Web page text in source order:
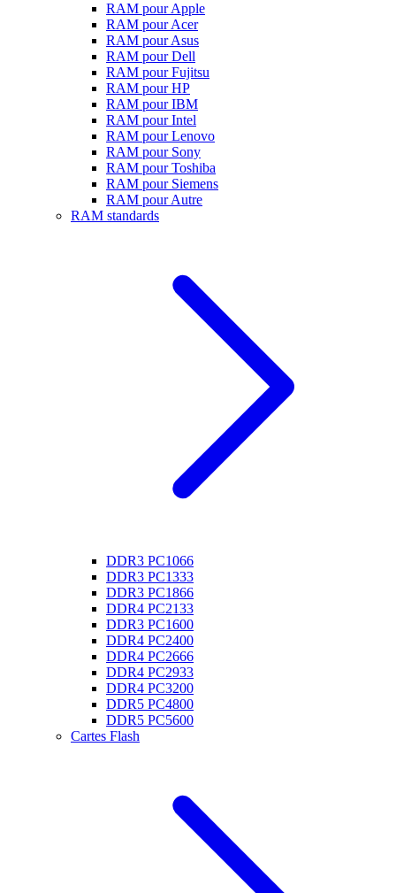
RAM pour Apple
RAM pour Acer
RAM pour Asus
RAM pour Dell
RAM pour Fujitsu
RAM pour HP
RAM pour IBM
RAM pour Intel
RAM pour Lenovo
RAM pour Sony
RAM pour Toshiba
RAM pour Siemens
RAM pour Autre
RAM standards
DDR3 PC1066
DDR3 PC1333
DDR3 PC1866
DDR4 PC2133
DDR3 PC1600
DDR4 PC2400
DDR4 PC2666
DDR4 PC2933
DDR4 PC3200
DDR5 PC4800
DDR5 PC5600
Cartes Flash